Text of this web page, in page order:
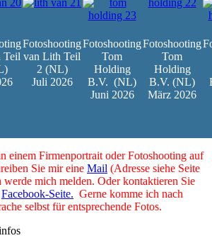
Teil
Fotoshooting
van Lith Teil
2 (NL)
Juli 2026
Fotoshooting
Tom
Holding
B.V. (NL)
Juni 2026
Fotoshooting
Tom
Holding
B.V. (NL)
März 2026
einem Firmenportrait oder Fotoshooting auf
Sie mir eine Mail (Adresse siehe Seite
werde mich melden. Oder kontaktieren Sie
Facebook-Seite. Gerne komme ich nach
selbst für entsprechende Fotos.